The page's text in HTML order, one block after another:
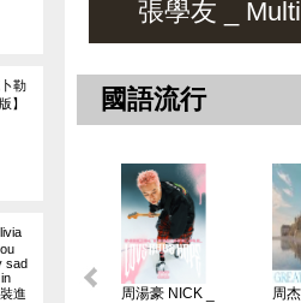
勒
】
sad
進
張學友 _
國語流行
周湯豪 NICK _
周